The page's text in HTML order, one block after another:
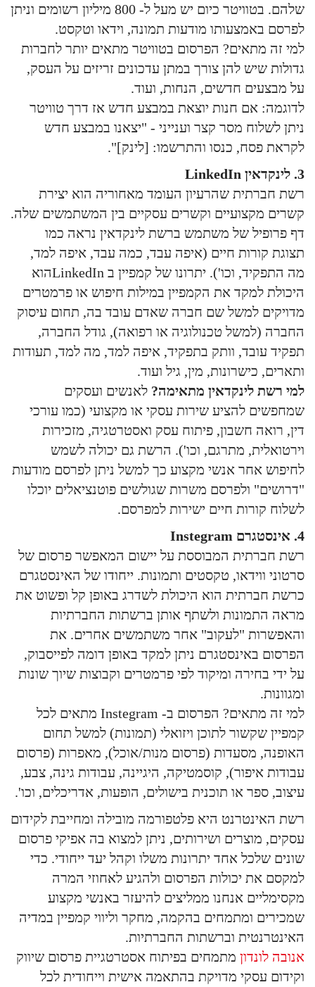
שלהם. בטוויטר כיום יש מעל ל- 800 מיליון רשומים וניתן
לפרסם באמצעותו מודעות תמונה, וידאו וטקסט.
למי זה מתאים? הפרסום בטוויטר מתאים יותר לחברות
גדולות שיש להן צורך במתן עדכונים זריזים על העסק,
על מבצעים חדשים, הנחות, ועוד.
לדוגמה: אם חנות יוצאת במבצע חדש אז דרך טוויטר
ניתן לשלוח מסר קצר וענייני - "יצאנו במבצע חדש
לקראת פסח, כנסו והתרשמו: [לינק]".
3. לינקדאין LinkedIn
רשת חברתית שהרעיון העומד מאחוריה הוא יצירת
קשרים מקצועיים וקשרים עסקיים בין המשתמשים שלה.
דף פרופיל של משתמש ברשת לינקדאין נראה כמו
תצוגת קורות חיים (איפה עבד, כמה עבד, איפה למד,
מה התפקיד, וכו'). יתרונו של קמפיין ב LinkedInהוא
היכולת למקד את הקמפיין במילות חיפוש או פרמטרים
מדויקים למשל שם חברה שאדם עובד בה, תחום עיסוק
החברה (למשל טכנולוגיה או רפואה), גודל החברה,
תפקיד עובד, וותק בתפקיד, איפה למד, מה למד, תעודות
ותארים, כישרונות, מין, גיל ועוד.
למי רשת לינקדאין מתאימה? לאנשים ועסקים
שמחפשים להציע שירות עסקי או מקצועי (כמו עורכי
דין, רואה חשבון, פיתוח עסק ואסטרטגיה, מזכירות
וירטואלית, מתרגם, וכו'). הרשת גם יכולה לשמש
לחיפוש אחר אנשי מקצוע כך למשל ניתן לפרסם מודעות
"דרושים" ולפרסם משרות שגולשים פוטנציאלים יוכלו
לשלוח קורות חיים ישירות למפרסם.
4. אינסטגרם Instegram
רשת חברתית המבוססת על יישום המאפשר פרסום של
סרטוני ווידאו, טקסטים ותמונות. ייחודו של האינסטגרם
כרשת חברתית הוא היכולת לשדרג באופן קל ופשוט את
מראה התמונות ולשתף אותן ברשתות החברתיות
והאפשרות "לעקוב" אחר משתמשים אחרים. את
הפרסום באינסטגרם ניתן למקד באופן דומה לפייסבוק,
על ידי בחירה ומיקוד לפי פרמטרים וקבוצות שיוך שונות
ומגוונות.
למי זה מתאים? הפרסום ב- Instegram מתאים לכל
קמפיין שקשור לתוכן ויזואלי (תמונות) למשל תחום
האופנה, מסעדות (פרסום מנות/אוכל), מאפרות (פרסום
עבודות איפור), קוסמטיקה, היגיינה, עבודות גינה, צבע,
עיצוב, ספר או תוכנית בישולים, הופעות, אדריכלים, וכו'.
רשת האינטרנט היא פלטפורמה מובילה ומחייבת לקידום
עסקים, מוצרים ושירותים, ניתן למצוא בה אפיקי פרסום
שונים שלכל אחד יתרונות משלו וקהל יעד ייחודי. כדי
למקסם את יכולות הפרסום ולהגיע לאחוזי המרה
מקסימליים אנחנו ממליצים להיעזר באנשי מקצוע
שמכירים ומתמחים בהקמה, מחקר וליווי קמפיין במדיה
האינטרנטית וברשתות החברתיות.
אנובה לונדון מתמחים בפיתוח אסטרטגיית פרסום שיווק
וקידום עסקי מדויקת בהתאמה אישית וייחודית לכל